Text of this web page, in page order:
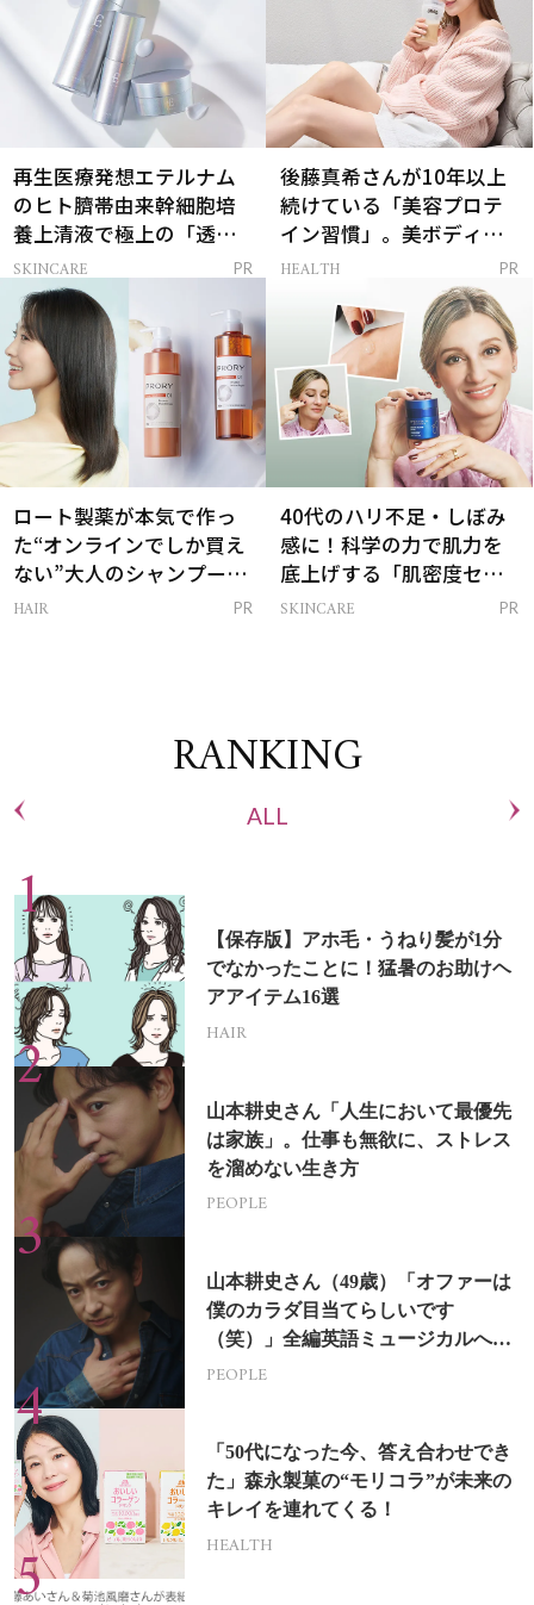
再生医療発想エテルナム
のヒト臍帯由来幹細胞培
養上清液で極上の「透明
感ハリ肌」へ
SKINCARE PR
後藤真希さんが10年以上
続けている「美容プロテ
イン習慣」。美ボディを
支える朝ルーティンと
HEALTH PR
ロート製薬が本気で作っ
た“オンラインでしか買え
ない”大人のシャンプー＆
トリートメントって？
HAIR PR
40代のハリ不足・しぼみ
感に！科学の力で肌力を
底上げする「肌密度セラ
ム」
SKINCARE PR
RANKING
ALL
【保存版】アホ毛・うねり髪が1分
でなかったことに！猛暑のお助けヘ
アアイテム16選
HAIR
山本耕史さん「人生において最優先
は家族」。仕事も無欲に、ストレス
を溜めない生き方
PEOPLE
山本耕史さん（49歳）「オファーは
僕のカラダ目当てらしいです
（笑）」全編英語ミュージカルへの
挑戦
PEOPLE
「50代になった今、答え合わせでき
た」森永製菓の“モリコラ”が未来の
キレイを連れてくる！
HEALTH